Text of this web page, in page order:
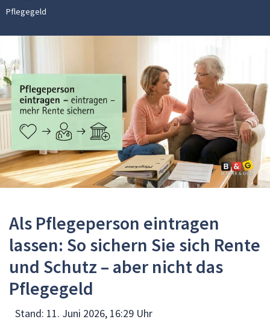
Pflegegeld
Als Pflegeperson eintragen
lassen: So sichern Sie sich Rente
und Schutz – aber nicht das
Pflegegeld
Stand: 11. Juni 2026, 16:29 Uhr